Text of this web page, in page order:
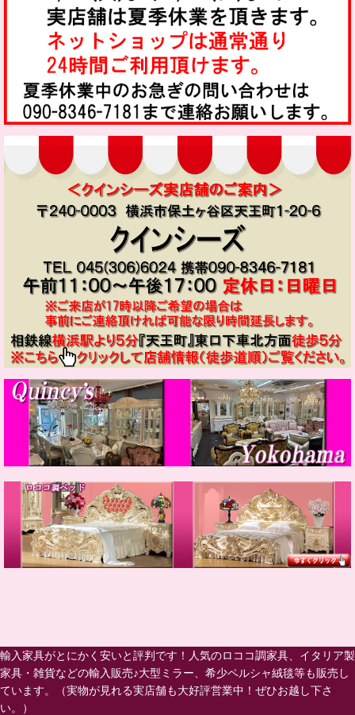
輸入家具がとにかく安いと評判です！人気のロココ調家具、イタリア製
家具・雑貨などの輸入販売♪大型ミラー、希少ペルシャ絨毯等も販売し
ています。（実物が見れる実店舗も大好評営業中！ぜひお越し下さ
い。）